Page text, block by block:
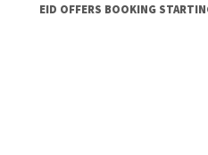
EID OFFERS BOOKING